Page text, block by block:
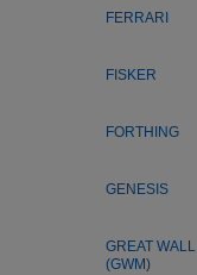
FERRARI
FISKER
FORTHING
GENESIS
GREAT WALL
(GWM)